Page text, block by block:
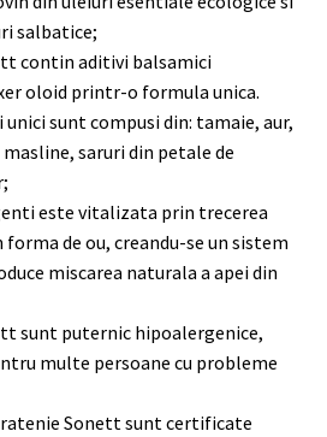
salbatice;
contin aditivi balsamici
oloid printr-o formula unica.
sunt compusi din: tamaie, aur,
saruri din petale de
este vitalizata prin trecerea
forma de ou, creandu-se un sistem
miscarea naturala a apei din
sunt puternic hipoalergenice,
multe persoane cu probleme
Sonett sunt certificate